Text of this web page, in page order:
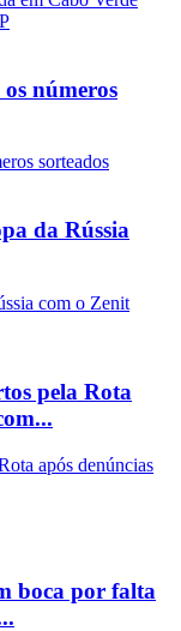
números
da Rússia
pela Rota
boca por falta